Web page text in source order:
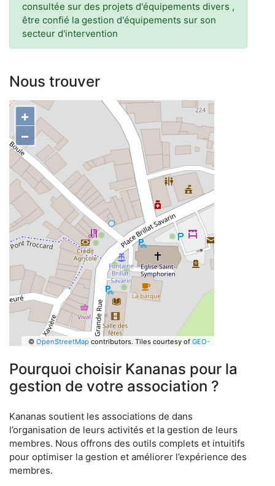
consultée sur des projets d'équipements divers ,
être confié la gestion d'équipements sur son
secteur d'intervention
Nous trouver
+
−
© OpenStreetMapcontributors. Tiles courtesy of GEO-
Pourquoi choisir Kananas pour la
gestion de votre association ?
Kananas soutient les associations de dans
l’organisation de leurs activités et la gestion de leurs
membres. Nous offrons des outils complets et intuitifs
pour optimiser la gestion et améliorer l’expérience des
membres.